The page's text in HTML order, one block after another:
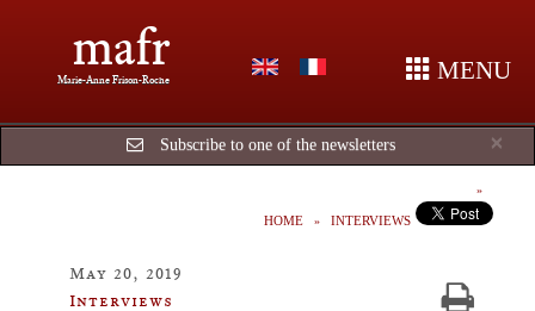
mafr
Marie-Anne Frison-Roche MENU
×
Subscribe to one of the newsletters
HOME INTERVIEWS
May 20, 2019
Interviews